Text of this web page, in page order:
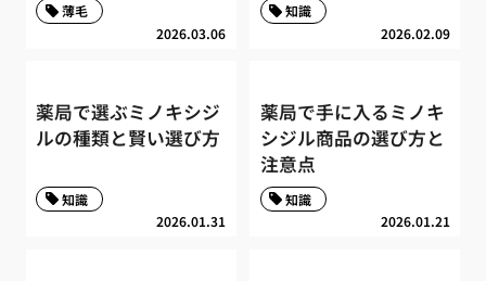
2026.03.06
薄毛
2026.02.09
知識
薬局で選ぶミノキシジ
ルの種類と賢い選び方
2026.01.31
知識
薬局で手に入るミノキ
シジル商品の選び方と
注意点
2026.01.21
知識